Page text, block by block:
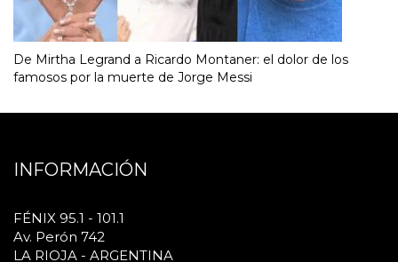
De Mirtha Legrand a Ricardo Montaner: el dolor de los
famosos por la muerte de Jorge Messi
INFORMACIÓN
FÉNIX 95.1 - 101.1
Av. Perón 742
LA RIOJA - ARGENTINA